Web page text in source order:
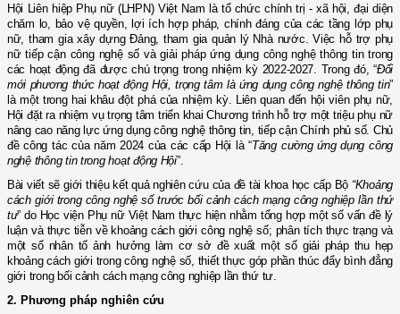
Hội Liên hiệp Phụ nữ (LHPN) Việt Nam là tổ chức chính trị - xã hội, đại diện
chăm lo, bảo vệ quyền, lợi ích hợp pháp, chính đáng của các tầng lớp phụ
nữ, tham gia xây dựng Đảng, tham gia quản lý Nhà nước. Việc hỗ trợ phụ
nữ tiếp cận công nghệ số và giải pháp ứng dụng công nghệ thông tin trong
các hoạt động đã được chú trọng trong nhiệm kỳ 2022-2027. Trong đó, “Đổi
mới phương thức hoạt động Hội, trọng tâm là ứng dụng công nghệ thông tin”
là một trong hai khâu đột phá của nhiệm kỳ. Liên quan đến hội viên phụ nữ,
Hội đặt ra nhiệm vụ trọng tâm triển khai Chương trình hỗ trợ một triệu phụ nữ
nâng cao năng lực ứng dụng công nghệ thông tin, tiếp cận Chính phủ số. Chủ
đề công tác của năm 2024 của các cấp Hội là “Tăng cường ứng dụng công
nghệ thông tin trong hoạt động Hội”.
Bài viết sẽ giới thiệu kết quả nghiên cứu của đề tài khoa học cấp Bộ “Khoảng
cách giới trong công nghệ số trước bối cảnhcách mạngcông nghiệp lần thứ
tư” do Học viện Phụ nữ Việt Nam thực hiện nhằm tổng hợp một số vấn đề lý
luận và thực tiễn về khoảng cách giới công nghệ số; phân tích thực trạng và
một số nhân tố ảnh hưởng làm cơ sở đề xuất một số giải pháp thu hẹp
khoảng cách giới trong công nghệ số, thiết thực góp phần thúc đẩy bình đẳng
giới trong bối cảnh cách mạng công nghiệp lần thứ tư
2. Phương pháp nghiên cứu